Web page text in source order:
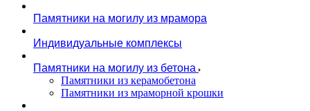
Памятники на могилу из мрамора
Индивидуальные комплексы
Памятники на могилу из бетона
Памятники из керамобетона
Памятники из мраморной крошки